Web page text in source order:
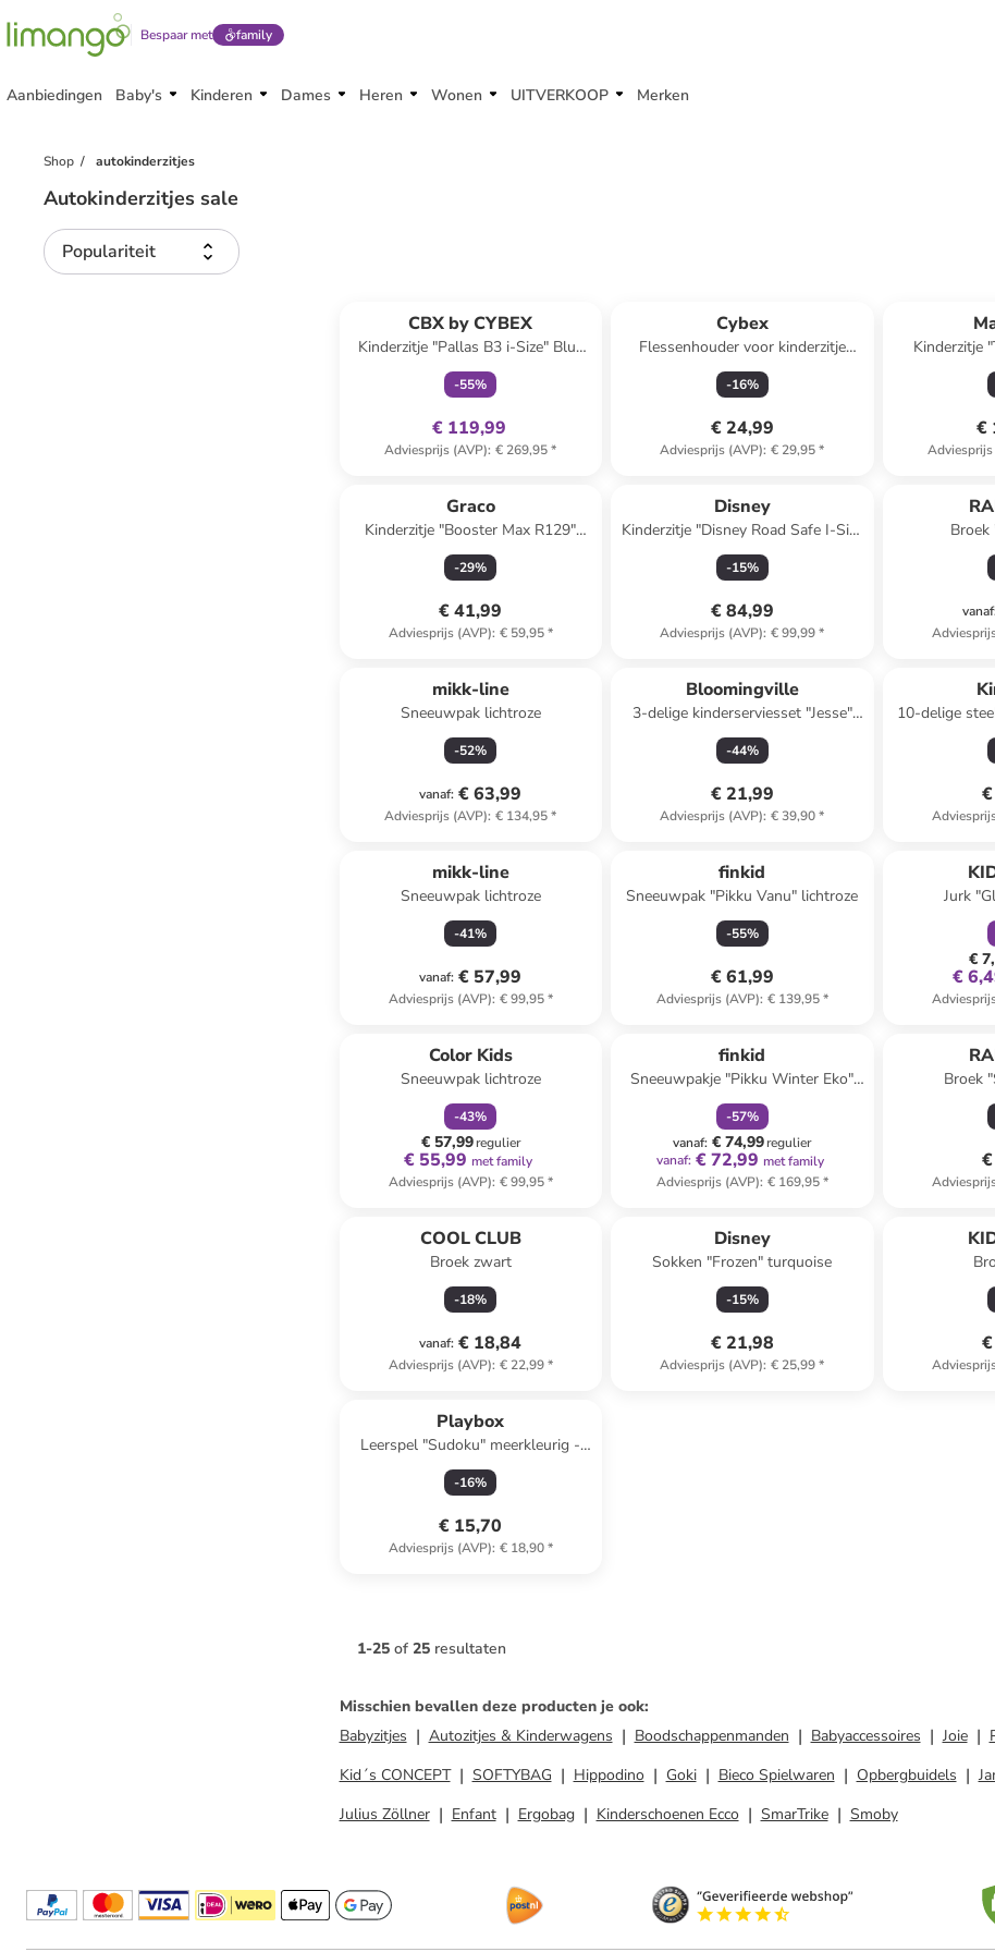
Bespaar met family
Aanbiedingen Baby's Kinderen Dames Heren Wonen UITVERKOOP Merken
Shop autokinderzitjes
Autokinderzitjes sale
Populariteit
CBX by CYBEX
Kinderzitje "Pallas B3 i-Size" Blue
Moon-navy blue - groep 2/3
-55%
€ 119,99
Adviesprijs (AVP): € 269,95*
Cybex
Flessenhouder voor kinderzitje
zwart
-16%
€ 24,99
Adviesprijs (AVP): € 29,95*
Kinderzitje
€
Graco
Kinderzitje "Booster Max R129"
zwart - groep 3
-29%
€ 41,99
Adviesprijs (AVP): € 59,95*
Disney
Kinderzitje "Disney Road Safe I-Size
Authentic Mickey" zwart
-15%
€ 84,99
Adviesprijs (AVP): € 99,99*
Broek
vanaf
mikk-line
Sneeuwpak lichtroze
-52%
vanaf: € 63,99
Adviesprijs (AVP): € 134,95*
Bloomingville
3-delige kinderserviesset "Jesse"
wit/oranje
-44%
€ 21,99
Adviesprijs (AVP): € 39,90*
10-delige
Elias" -
mikk-line
Sneeuwpak lichtroze
-41%
vanaf: € 57,99
Adviesprijs (AVP): € 99,95*
finkid
Sneeuwpak "Pikku Vanu" lichtroze
-55%
€ 61,99
Adviesprijs (AVP): € 139,95*
Jurk
€
€
Color Kids
Sneeuwpak lichtroze
-43%
€ 57,99regulier
€ 55,99 met family
Adviesprijs (AVP): € 99,95*
finkid
Sneeuwpakje "Pikku Winter Eko"
lichtroze
-57%
vanaf: € 74,99regulier
vanaf: € 72,99 met family
Adviesprijs (AVP): € 169,95*
Broek
COOL CLUB
Broek zwart
-18%
vanaf: € 18,84
Adviesprijs (AVP): € 22,99*
Disney
Sokken "Frozen" turquoise
-15%
€ 21,98
Adviesprijs (AVP): € 25,99*
Playbox
Leerspel "Sudoku" meerkleurig -
vanaf 5 jaar
-16%
€ 15,70
Adviesprijs (AVP): € 18,90*
1-25 of 25 resultaten
Misschien bevallen deze producten je ook:
Babyzitjes
Autozitjes & Kinderwagens Boodschappenmanden Babyaccessoires Joie
Kid´s CONCEPT
SOFTYBAG Hippodino Goki Bieco Spielwaren Opbergbuidels
Julius Zöllner
Enfant Ergobag Kinderschoenen Ecco SmarTrike Smoby